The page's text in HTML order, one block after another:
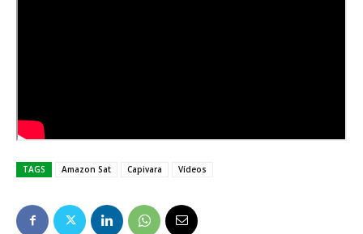
TAGS Amazon Sat Capivara Vídeos